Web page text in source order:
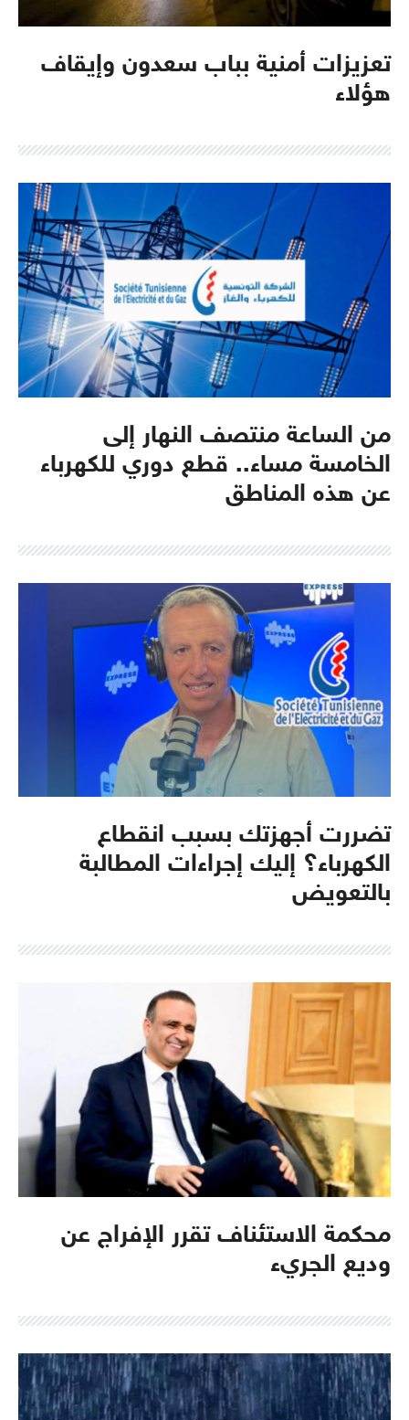
تعزيزات أمنية بباب سعدون وإيقاف
هؤلاء
من الساعة منتصف النهار إلى
الخامسة مساء.. قطع دوري للكهرباء
عن هذه المناطق
تضررت أجهزتك بسبب انقطاع
الكهرباء؟ إليك إجراءات المطالبة
بالتعويض
محكمة الاستئناف تقرر الإفراج عن
وديع الجريء